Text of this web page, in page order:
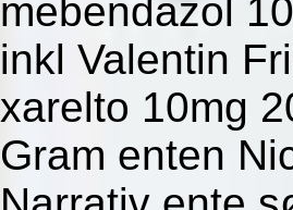
mebendazol
inkl Valentin
xarelto 10mg
Gram enten